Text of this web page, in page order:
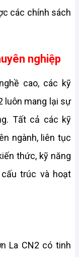
các chính sách
nghiệp
cao, các kỹ
luôn mang lại sự
Tất cả các kỹ
ngành, liên tục
thức, kỹ năng
trúc và hoạt
La CN2 có tinh